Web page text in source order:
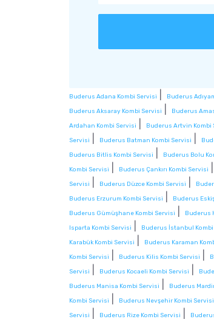
Buderus Adana Kombi Servisi Buderus
Buderus Aksaray Kombi Servisi Buderus
Ardahan Kombi Servisi
Buderus Artvin Kombi
Servisi
Buderus Batman Kombi Servisi
Buderus Bitlis Kombi Servisi Buderus Bolu
Kombi Servisi
Buderus Çankırı Kombi Servisi
Servisi
Buderus Düzce Kombi Servisi
Buderus Erzurum Kombi Servisi Buderus
Buderus Gümüşhane Kombi Servisi Buderus
Isparta Kombi Servisi
Buderus İstanbul
Karabük Kombi Servisi
Buderus Karaman
Kombi Servisi
Buderus Kilis Kombi Servisi
Servisi
Buderus Kocaeli Kombi Servisi
Buderus Manisa Kombi Servisi Buderus
Kombi Servisi
Buderus Nevşehir Kombi Servisi
Servisi
Buderus Rize Kombi Servisi